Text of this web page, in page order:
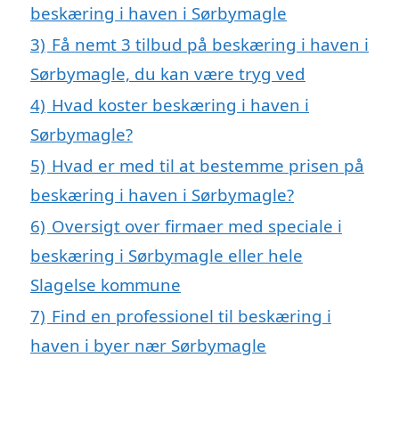
beskæring i haven i Sørbymagle
3) Få nemt 3 tilbud på beskæring i haven i
Sørbymagle, du kan være tryg ved
4) Hvad koster beskæring i haven i
Sørbymagle?
5) Hvad er med til at bestemme prisen på
beskæring i haven i Sørbymagle?
6) Oversigt over firmaer med speciale i
beskæring i Sørbymagle eller hele
Slagelse kommune
7) Find en professionel til beskæring i
haven i byer nær Sørbymagle